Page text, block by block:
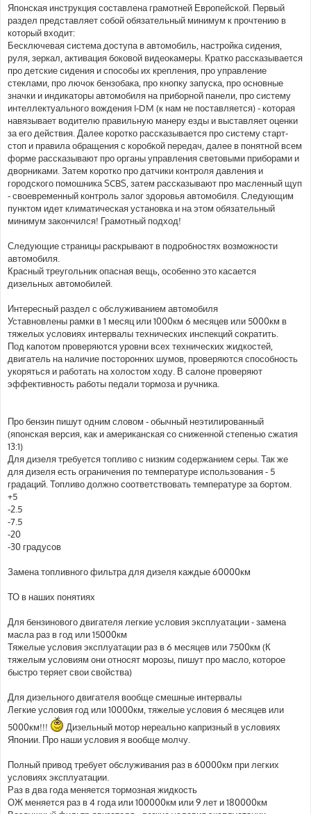
е
н
и
е
Японская инструкция составлена грамотней Европейской. Первый
раздел представляет собой обязательный минимум к прочтению в
который входит:
Бесключевая система доступа в автомобиль, настройка сидения,
руля, зеркал, активация боковой видеокамеры. Кратко рассказывается
про детские сидения и способы их крепления, про управление
стеклами, про лючок бензобака, про кнопку запуска, про основные
значки и индикаторы автомобиля на приборной панели, про систему
интеллектуального вождения I-DM (к нам не поставляется) - которая
навязывает водителю правильную манеру езды и выставляет оценки
за его действия. Далее коротко рассказывается про систему старт-
стоп и правила обращения с коробкой передач, далее в понятной всем
форме рассказывают про органы управления световыми приборами и
дворниками. Затем коротко про датчики контроля давления и
городского помошника SCBS, затем рассказывают про масленный щуп
- своевременный контроль залог здоровья автомобиля. Следующим
пунктом идет климатическая установка и на этом обязательный
минимум закончился! Грамотный подход!
Следующие страницы раскрывают в подробностях возможности
автомобиля.
Красный треугольник опасная вещь, особенно это касается
дизельных автомобилей.
Интересный раздел с обслуживанием автомобиля
Уставновлены рамки в 1 месяц или 1000км 6 месяцев или 5000км в
тяжелых условиях интервалы технических инспекций сократить.
Под капотом проверяются уровни всех технических жидкостей,
двигатель на наличие посторонних шумов, проверяются способность
укоряться и работать на холостом ходу. В салоне проверяют
эффективность работы педали тормоза и ручника.
Про бензин пишут одним словом - обычный неэтилированный
(японская версия, как и американская со сниженной степенью сжатия
13:1)
Для дизеля требуется топливо с низким содержанием серы. Так же
для дизеля есть ограничения по температуре использования - 5
градаций. Топливо должно соответствовать температуре за бортом.
+5
-2.5
-7.5
-20
-30 градусов
Замена топливного фильтра для дизеля каждые 60000км
ТО в наших понятиях
Для бензинового двигателя легкие условия эксплуатации - замена
масла раз в год или 15000км
Тяжелые условия эксплуатации раз в 6 месяцев или 7500км (К
тяжелым условиям они относят морозы, пишут про масло, которое
быстро теряет свои свойства)
Для дизельного двигателя вообще смешные интервалы
Легкие условия год или 10000км, тяжелые условия 6 месяцев или
5000км!!!
Дизельный мотор нереально капризный в условиях
Японии. Про наши условия я вообще молчу.
Полный привод требует обслуживания раз в 60000км при легких
условиях эксплуатации.
Раз в два года меняется тормозная жидкость
ОЖ меняется раз в 4 года или 100000км или 9 лет и 180000км